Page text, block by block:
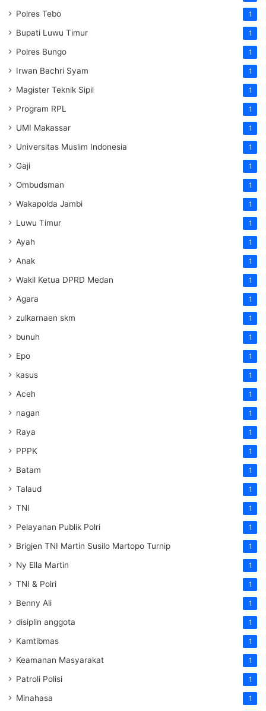
Polres Tebo 1
Bupati Luwu Timur 1
Polres Bungo 1
Irwan Bachri Syam 1
Magister Teknik Sipil 1
Program RPL 1
UMI Makassar 1
Universitas Muslim Indonesia 1
Gaji 1
Ombudsman 1
Wakapolda Jambi 1
Luwu Timur 1
Ayah 1
Anak 1
Wakil Ketua DPRD Medan 1
Agara 1
zulkarnaen skm 1
bunuh 1
Epo 1
kasus 1
Aceh 1
nagan 1
Raya 1
PPPK 1
Batam 1
Talaud 1
TNI 1
Pelayanan Publik Polri 1
Brigjen TNI Martin Susilo Martopo Turnip 1
Ny Ella Martin 1
TNI & Polri 1
Benny Ali 1
disiplin anggota 1
Kamtibmas 1
Keamanan Masyarakat 1
Patroli Polisi 1
Minahasa 1